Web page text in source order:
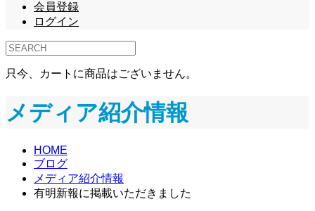
会員登録
ログイン
只今、カートに商品はございません。
メディア紹介情報
HOME
ブログ
メディア紹介情報
有明新報に掲載いただきました